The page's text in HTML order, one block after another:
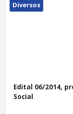
Diversos
Edital 06/2014,
Social